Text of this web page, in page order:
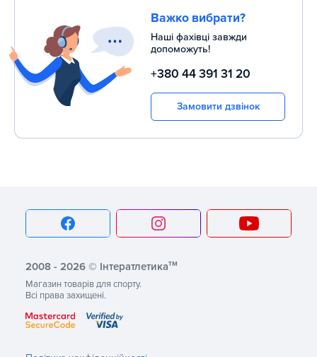
Важко вибрати?
Наші фахівці завжди
допоможуть!
+380 44 391 31 20
Замовити дзвінок
2008 - 2026 © Інтератлетикатм
Магазин товарів для спорту.
Всі права захищені.